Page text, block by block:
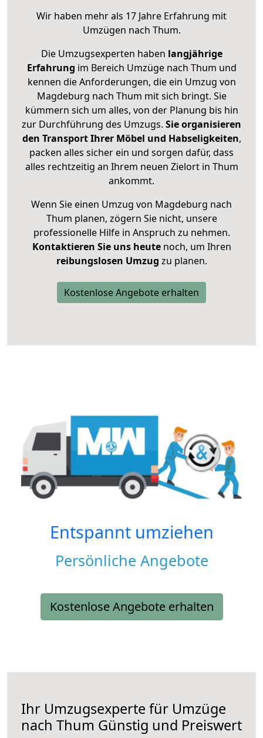
Wir haben mehr als 17 Jahre Erfahrung mit
Umzügen nach Thum.
Die Umzugsexperten haben langjährige
Erfahrung im Bereich Umzüge nach Thum und
kennen die Anforderungen, die ein Umzug von
Magdeburg nach Thum mit sich bringt. Sie
kümmern sich um alles, von der Planung bis hin
zur Durchführung des Umzugs. Sie organisieren
den Transport Ihrer Möbel und Habseligkeiten,
packen alles sicher ein und sorgen dafür, dass
alles rechtzeitig an Ihrem neuen Zielort in Thum
ankommt.
Wenn Sie einen Umzug von Magdeburg nach
Thum planen, zögern Sie nicht, unsere
professionelle Hilfe in Anspruch zu nehmen.
Kontaktieren Sie uns heutenoch, um Ihren
reibungslosen Umzug zu planen.
Kostenlose Angebote erhalten
Entspannt umziehen
Persönliche Angebote
Kostenlose Angebote erhalten
Ihr Umzugsexperte für Umzüge
nach Thum Günstig und Preiswert